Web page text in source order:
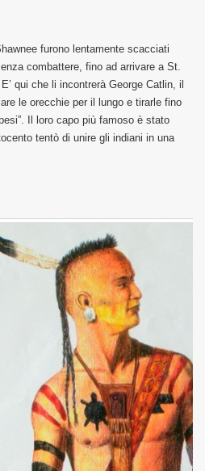
furono lentamente scacciati
combattere, fino ad arrivare a St.
qui che li incontrerà George Catlin, il
le orecchie per il lungo e tirarle fino
Il loro capo più famoso è stato
tentò di unire gli indiani in una